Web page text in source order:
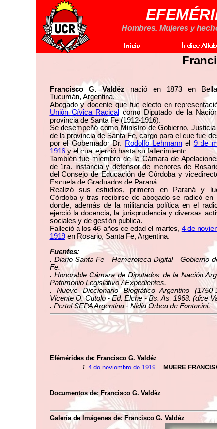
Hombres, Mujeres y
Francisco G. Valdéz nació en 1873 en
Tucumán, Argentina.
Abogado y docente que fue electo en
Unión Cívica Radical
como Diputado de la
provincia de Santa Fe (1912-1916).
Se desempeñó como Ministro de Gobierno,
de la provincia de Santa Fe, cargo para el que fue
por el Gobernador Dr.
Rodolfo Lehmannel 9 de
1916y el cual ejerció hasta su fallecimiento.
También fue miembro de la Cámara de
de 1ra. instancia y defensor de menores de
del Consejo de Educación de Córdoba y
Escuela de Graduados de Paraná.
Realizó sus estudios, primero en Paraná y
Córdoba y tras recibirse de abogado se radicó en
donde, además de la militancia política en el
ejerció la docencia, la jurisprudencia y diversas
sociales y de gestión pública.
Falleció a los 46 años de edad el martes, 4 de
1919en Rosario, Santa Fe, Argentina.
Fuentes:
. Diario Santa Fe - Hemeroteca Digital - Gobierno
Fe.
. Honorable Cámara de Diputados de la Nación
Patrimonio Legislativo / Expedientes.
. Nuevo Diccionario Biográfico Argentino
Vicente O. Cutolo - Ed. Elche - Bs. As. 1968. (dice
. Portal SEPA Argentina - Nidia Orbea de Fontanini.
Efémérides de: Francisco G. Valdéz
1. 4 de noviembre de 1919 MUERE
Documentos de: Francisco G. Valdéz
Galería de Imágenes de: Francisco G. Valdéz